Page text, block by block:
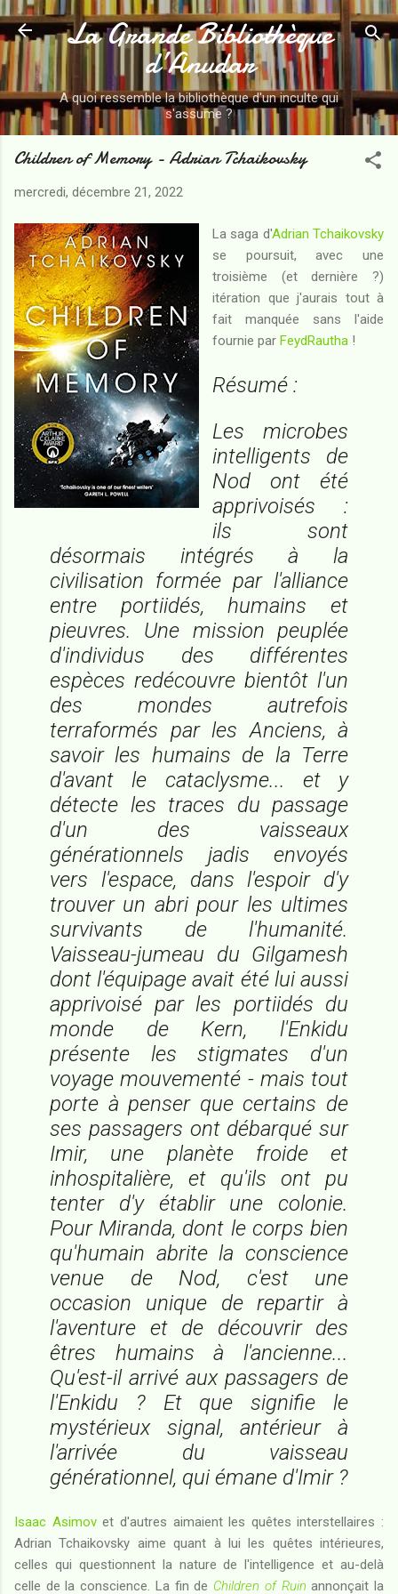
Accéder au contenu principal
La Grande Bibliothèque
d’Anudar
A quoi ressemble la bibliothèque d'un inculte qui
s'assume ?
Children of Memory - Adrian Tchaikovsky
mercredi, décembre 21, 2022
La saga d'Adrian Tchaikovsky
se poursuit, avec une
troisième (et dernière ?)
itération que j'aurais tout à
fait manquée sans l'aide
fournie par FeydRautha !
Résumé :
Les microbes
intelligents de
Nod ont été
apprivoisés :
ils sont
désormais intégrés à la
civilisation formée par l'alliance
entre portiidés, humains et
pieuvres. Une mission peuplée
d'individus des différentes
espèces redécouvre bientôt l'un
des mondes autrefois
terraformés par les Anciens, à
savoir les humains de la Terre
d'avant le cataclysme... et y
détecte les traces du passage
d'un des vaisseaux
générationnels jadis envoyés
vers l'espace, dans l'espoir d'y
trouver un abri pour les ultimes
survivants de l'humanité.
Vaisseau-jumeau du Gilgamesh
dont l'équipage avait été lui aussi
apprivoisé par les portiidés du
monde de Kern, l'Enkidu
présente les stigmates d'un
voyage mouvementé - mais tout
porte à penser que certains de
ses passagers ont débarqué sur
Imir, une planète froide et
inhospitalière, et qu'ils ont pu
tenter d'y établir une colonie.
Pour Miranda, dont le corps bien
qu'humain abrite la conscience
venue de Nod, c'est une
occasion unique de repartir à
l'aventure et de découvrir des
êtres humains à l'ancienne...
Qu'est-il arrivé aux passagers de
l'Enkidu ? Et que signifie le
mystérieux signal, antérieur à
l'arrivée du vaisseau
générationnel, qui émane d'Imir ?
Isaac Asimovet d'autres aimaient les quêtes interstellaires :
Adrian Tchaikovsky aime quant à lui les quêtes intérieures,
celles qui questionnent la nature de l'intelligence et au-delà
celle de la conscience. La fin de Children of Ruin annonçait la